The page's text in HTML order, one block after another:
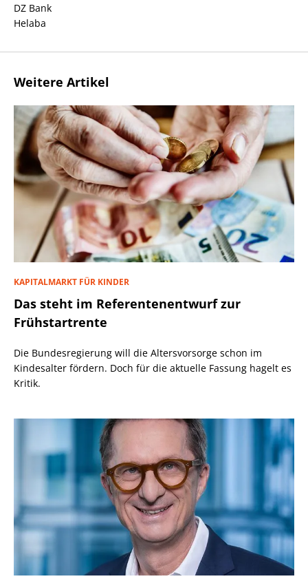
DZ Bank
Helaba
Weitere Artikel
KAPITALMARKT FÜR KINDER
Das steht im Referentenentwurf zur
Frühstartrente
Die Bundesregierung will die Altersvorsorge schon im
Kindesalter fördern. Doch für die aktuelle Fassung hagelt es
Kritik.